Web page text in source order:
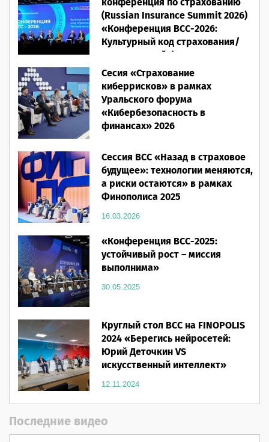
(Russian Insurance Summit 2026)
«Конференция ВСС-2026:
Культурный код страхования/
Человеческий фактор»
28.05.2026
Сесия «Страхование
киберрисков» в рамках
Уральского форума
«Кибербезопасность в
финансах» 2026
Сессия ВСС «Назад в страховое
будущее»: технологии меняются,
а риски остаются» в рамках
Финополиса 2025
16.03.2026
«Конференция ВСС-2025:
устойчивый рост – миссия
выполнима»
30.05.2025
Круглый стол ВСС на FINOPOLIS
2024 «Берегись нейросетей:
Юрий Деточкин VS
искусственный интеллект»
12.11.2024
Последние видео